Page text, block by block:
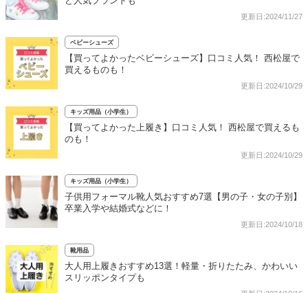
更新日:2024/11/27
ベビーシューズ
【買ってよかったベビーシューズ】口コミ人気！ 西松屋で
買えるものも！
更新日:2024/10/29
キッズ用品（小学生）
【買ってよかった上履き】口コミ人気！ 西松屋で買えるも
のも！
更新日:2024/10/29
キッズ用品（小学生）
子供用フォーマル靴人気おすすめ7選【男の子・女の子別】
卒業入学や結婚式などに！
更新日:2024/10/18
靴用品
大人用上履きおすすめ13選！軽量・折りたたみ、かわいい
スリッポンタイプも